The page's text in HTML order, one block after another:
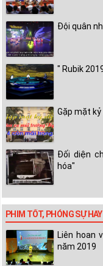
Đội quân
" Rubik
Gặp mặt
Đối diện
hóa"
PHIM TỐT, PHÓNG SỰ HAY
Liên hoan
năm 2019